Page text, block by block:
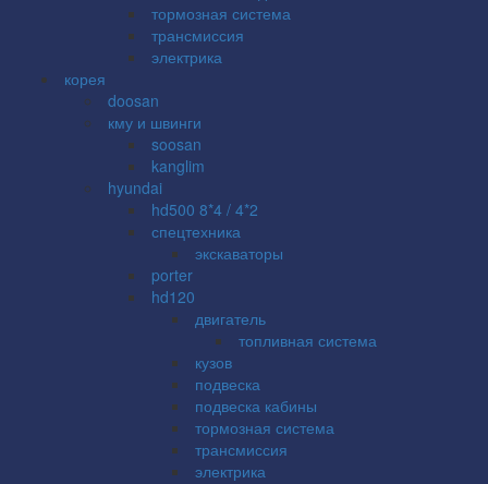
тормозная система
трансмиссия
электрика
корея
doosan
кму и швинги
soosan
kanglim
hyundai
hd500 8*4 / 4*2
спецтехника
экскаваторы
porter
hd120
двигатель
топливная система
кузов
подвеска
подвеска кабины
тормозная система
трансмиссия
электрика